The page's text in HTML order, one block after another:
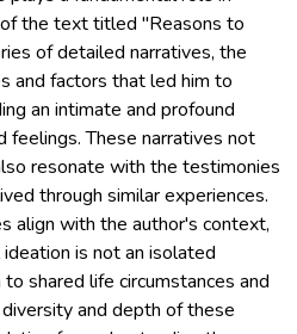
the text titled "Reasons to
of detailed narratives, the
and factors that led him to
an intimate and profound
feelings. These narratives not
resonate with the testimonies
through similar experiences.
align with the author's context,
is not an isolated
shared life circumstances and
and depth of these